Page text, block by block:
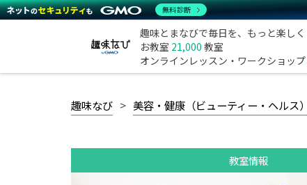
趣味とまなびで毎日を、もっと楽しく
お教室 21,000 教室
オンラインレッスン・ワークショップ
趣味なび 美容・健康（ビューティー・ヘルス）
教室情報
無料診断